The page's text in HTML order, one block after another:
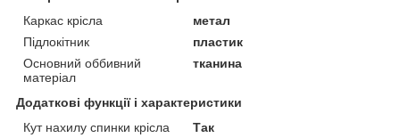
Каркас крісла
метал
Підлокітник
пластик
Основний оббивний
матеріал
тканина
Додаткові функції і характеристики
Кут нахилу спинки крісла
Так